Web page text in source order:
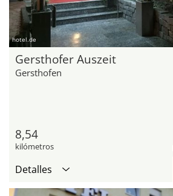
hotel.de
Gersthofer Auszeit
Gersthofen
8,54
kilómetros
Detalles